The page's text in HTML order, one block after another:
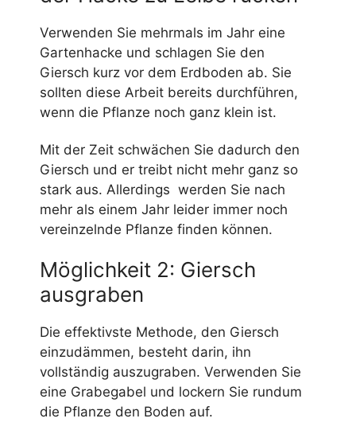
Verwenden Sie mehrmals im Jahr eine
Gartenhacke und schlagen Sie den
Giersch kurz vor dem Erdboden ab. Sie
sollten diese Arbeit bereits durchführen,
wenn die Pflanze noch ganz klein ist.
Mit der Zeit schwächen Sie dadurch den
Giersch und er treibt nicht mehr ganz so
stark aus. Allerdings werden Sie nach
mehr als einem Jahr leider immer noch
vereinzelnde Pflanze finden können.
Möglichkeit 2: Giersch
ausgraben
Die effektivste Methode, den Giersch
einzudämmen, besteht darin, ihn
vollständig auszugraben. Verwenden Sie
eine Grabegabel und lockern Sie rundum
die Pflanze den Boden auf.